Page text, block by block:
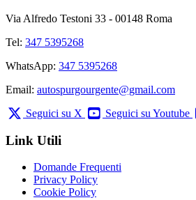
Via Alfredo Testoni 33 - 00148 Roma
Tel: 347 5395268
WhatsApp: 347 5395268
Email: autospurgourgente@gmail.com
Seguici su X
Seguici su Youtube
Link Utili
Domande Frequenti
Privacy Policy
Cookie Policy